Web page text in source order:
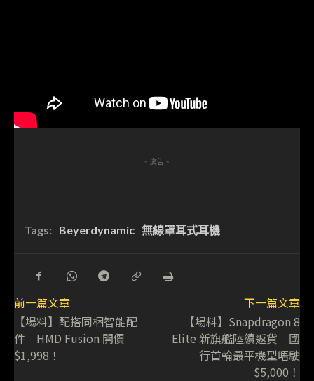
- 廣告 -
Tags: Beyerdynamic 無線罩耳式耳機
前一篇文章
【場料】配搭同梱智能配
件 HMD Fusion 開價
$1,998！
下一篇文章
【場料】Snapdragon 8
Elite 新旗艦陸續返貨 國
行首輪最平機型唔駛
$5,000！